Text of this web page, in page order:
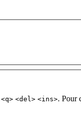
<q> <del> <ins>. Pour